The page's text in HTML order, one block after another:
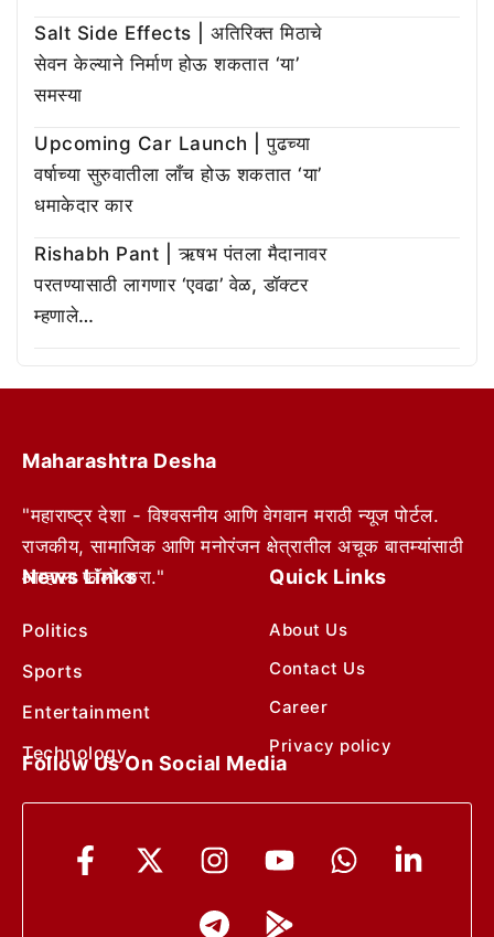
Salt Side Effects | अतिरिक्त मिठाचे
सेवन केल्याने निर्माण होऊ शकतात ‘या’
समस्या
Upcoming Car Launch | पुढच्या
वर्षाच्या सुरुवातीला लाँच होऊ शकतात ‘या’
धमाकेदार कार
Rishabh Pant | ऋषभ पंतला मैदानावर
परतण्यासाठी लागणार ‘एवढा’ वेळ, डॉक्टर
म्हणाले…
Maharashtra Desha
"महाराष्ट्र देशा - विश्वसनीय आणि वेगवान मराठी न्यूज पोर्टल.
राजकीय, सामाजिक आणि मनोरंजन क्षेत्रातील अचूक बातम्यांसाठी
आम्हाला फॉलो करा."
News Links
Politics
Sports
Entertainment
Technology
Quick Links
About Us
Contact Us
Career
Privacy policy
Follow Us On Social Media